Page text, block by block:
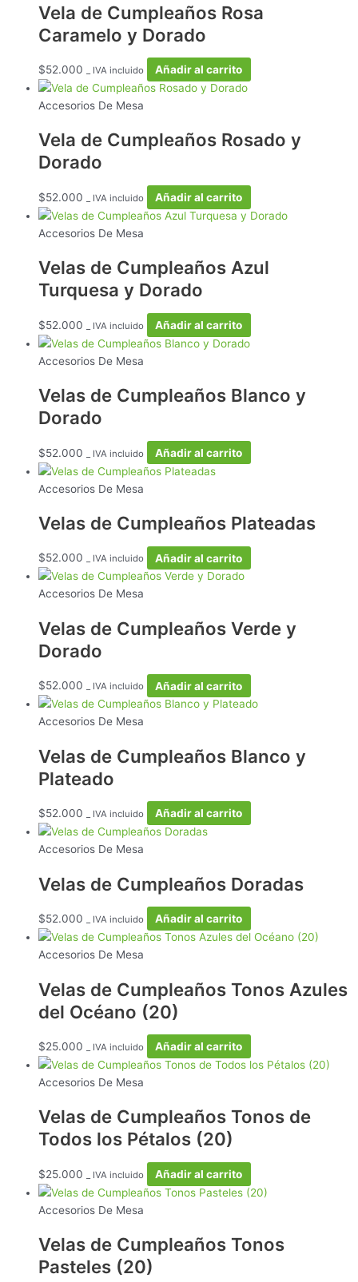
Vela de Cumpleaños Rosa
Caramelo y Dorado
$52.000 _ IVA incluido Añadir al carrito
Accesorios De Mesa
Vela de Cumpleaños Rosado y
Dorado
$52.000 _ IVA incluido Añadir al carrito
Accesorios De Mesa
Velas de Cumpleaños Azul
Turquesa y Dorado
$52.000 _ IVA incluido Añadir al carrito
Accesorios De Mesa
Velas de Cumpleaños Blanco y
Dorado
$52.000 _ IVA incluido Añadir al carrito
Accesorios De Mesa
Velas de Cumpleaños Plateadas
$52.000 _ IVA incluido Añadir al carrito
Accesorios De Mesa
Velas de Cumpleaños Verde y
Dorado
$52.000 _ IVA incluido Añadir al carrito
Accesorios De Mesa
Velas de Cumpleaños Blanco y
Plateado
$52.000 _ IVA incluido Añadir al carrito
Accesorios De Mesa
Velas de Cumpleaños Doradas
$52.000 _ IVA incluido Añadir al carrito
Accesorios De Mesa
Velas de Cumpleaños Tonos Azules
del Océano (20)
$25.000 _ IVA incluido Añadir al carrito
Accesorios De Mesa
Velas de Cumpleaños Tonos de
Todos los Pétalos (20)
$25.000 _ IVA incluido Añadir al carrito
Accesorios De Mesa
Velas de Cumpleaños Tonos
Pasteles (20)